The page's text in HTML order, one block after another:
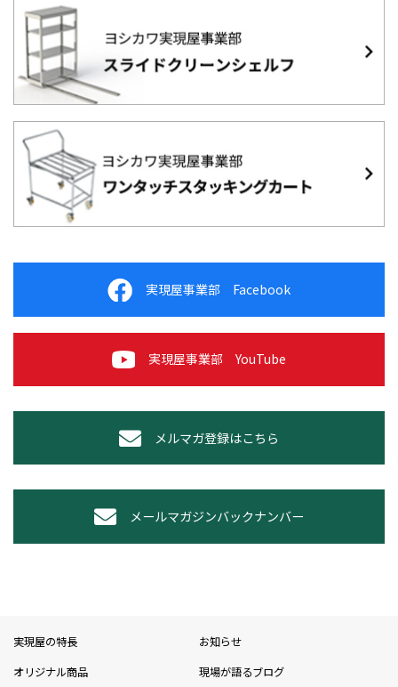
実現屋事業部 Facebook
実現屋事業部 YouTube
メルマガ登録はこちら
メールマガジンバックナンバー
実現屋の特長
オリジナル商品
お知らせ
現場が語るブログ